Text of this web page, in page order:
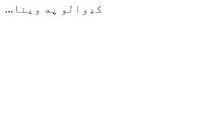
کډوالو په وینا...